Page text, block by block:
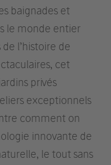
baignades et
le monde entier
l’histoire de
cet
privés
exceptionnels
comment on
innovante de
le tout sans